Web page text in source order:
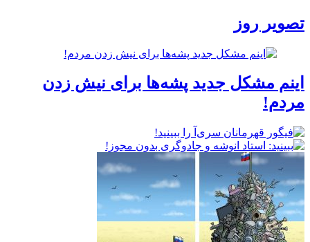
تصویر روز
اینم مشکل جدید پشه‌ها برای نیش زدن
مردم!